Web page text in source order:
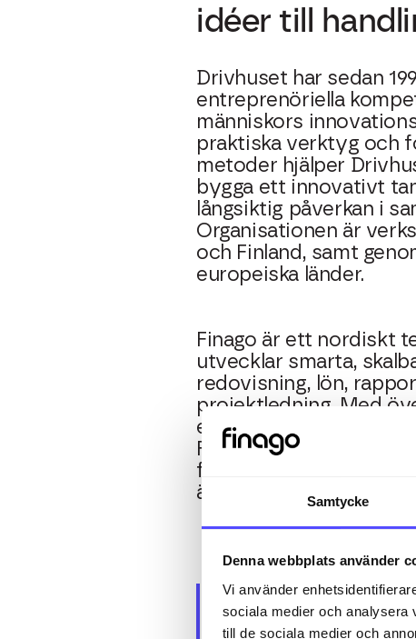
Samtycke
Denna webbplats använder
Vi använder
sociala medier och analysera
till de sociala medier och
idéer till
Drivhuset har sedan
entreprenöriella
människors
praktiska verktyg och
metoder hjälper
bygga ett innovativt
långsiktig påverkan i
Organisationen är
och Finland, samt
europeiska länder.
Finago är ett nordiskt
utvecklar smarta,
redovisning, lön,
projektledning. Med
ett tydligt fokus på
Finago frigöra tid och
företagare, så att de
älskar – att utveckla
Vi ser ett